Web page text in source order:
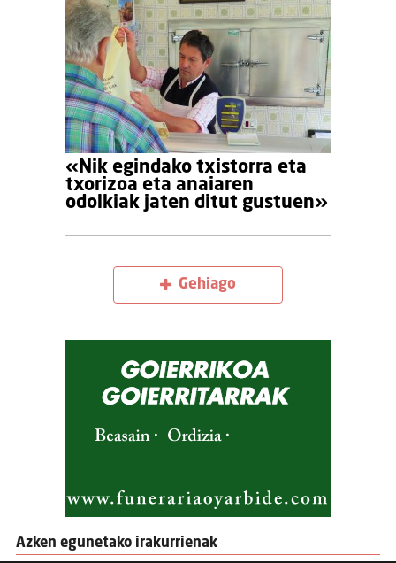
«Nik egindako txistorra eta
txorizoa eta anaiaren
odolkiak jaten ditut gustuen»
Gehiago
Azken egunetako irakurrienak